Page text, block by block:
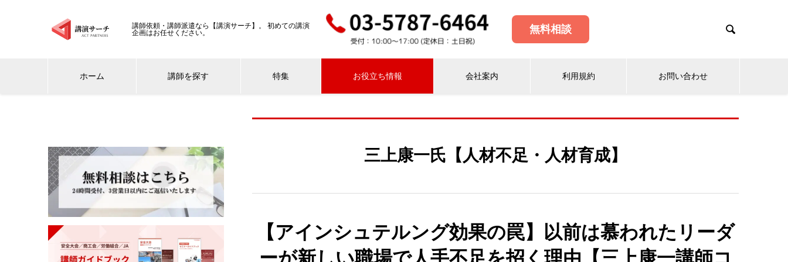
講師依頼・講師派遣なら【講演サーチ】。 初めての講演
企画はお任せください。
無料相談 
ホーム 講師を探す 特集 お役立ち情報 会社案内 利用規約 お問い合わせ
三上康一氏【人材不足・人材育成】
【アインシュテルング効果の罠】以前は慕われたリーダ